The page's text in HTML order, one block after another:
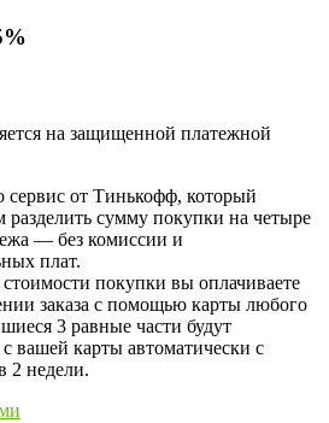
на защищенной платежной
сервис от Тинькофф, который
разделить сумму покупки на четыре
— без комиссии и
плат.
покупки вы оплачиваете
заказа с помощью карты любого
3 равные части будут
вашей карты автоматически с
2 недели.